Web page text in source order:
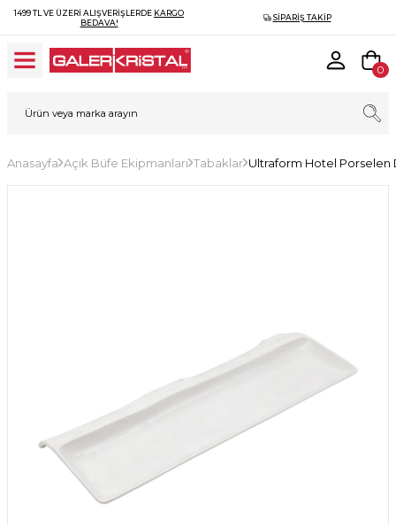
1499 TL VE ÜZERI ALIŞVERIŞLERDE KARGO
BEDAVA!
SIPARIŞ TAKIP
0
Anasayfa Açık Büfe Ekipmanları Tabaklar Ultraform Hotel Porselen